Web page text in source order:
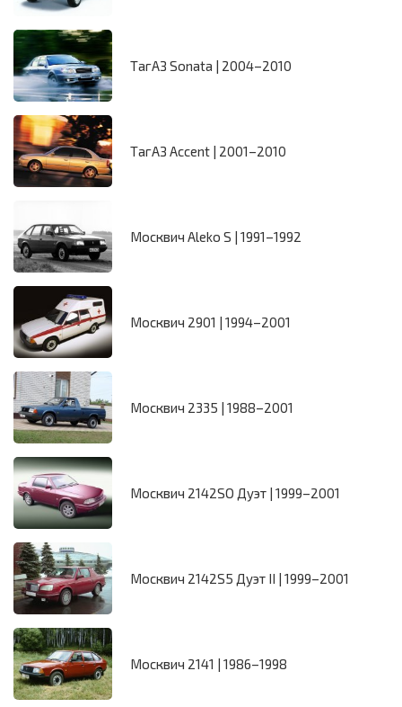
ТагАЗ Sonata | 2004–2010
ТагАЗ Accent | 2001–2010
Москвич Aleko S | 1991–1992
Москвич 2901 | 1994–2001
Москвич 2335 | 1988–2001
Москвич 2142SO Дуэт | 1999–2001
Москвич 2142S5 Дуэт II | 1999–2001
Москвич 2141 | 1986–1998